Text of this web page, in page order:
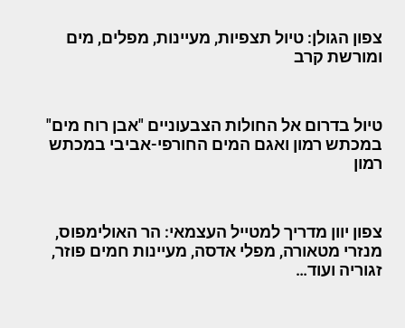
צפון הגולן: טיול תצפיות, מעיינות, מפלים, מים
ומורשת קרב
טיול בדרום אל החולות הצבעוניים "אבן רוח מים"
במכתש רמון ואגם המים החורפי-אביבי במכתש
רמון
צפון יוון מדריך למטייל העצמאי: הר האולימפוס,
מנזרי מטאורה, מפלי אדסה, מעיינות חמים פוזר,
זגוריה ועוד…